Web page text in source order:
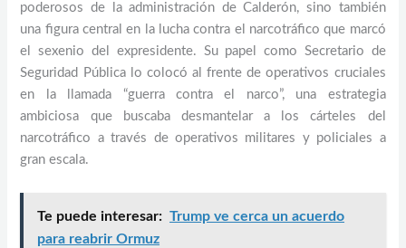
poderosos de la administración de Calderón, sino también
una figura central en la lucha contra el narcotráfico que marcó
el sexenio del expresidente. Su papel como Secretario de
Seguridad Pública lo colocó al frente de operativos cruciales
en la llamada “guerra contra el narco”, una estrategia
ambiciosa que buscaba desmantelar a los cárteles del
narcotráfico a través de operativos militares y policiales a
gran escala.
Te puede interesar: Trump ve cerca un acuerdo
para reabrir Ormuz